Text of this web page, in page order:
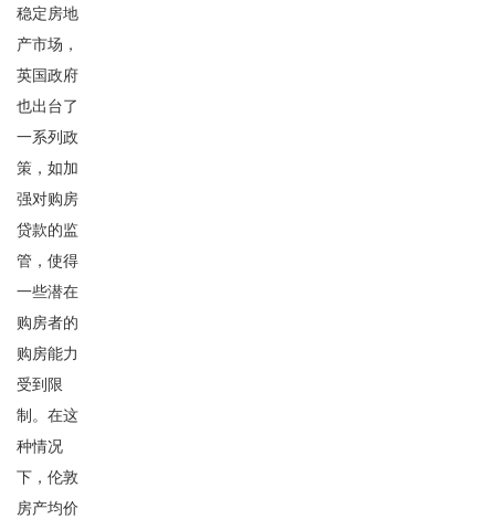
稳定房地
产市场，
英国政府
也出台了
一系列政
策，如加
强对购房
贷款的监
管，使得
一些潜在
购房者的
购房能力
受到限
制。在这
种情况
下，伦敦
房产均价